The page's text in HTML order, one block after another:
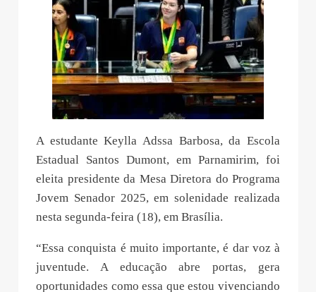
A estudante Keylla Adssa Barbosa, da Escola
Estadual Santos Dumont, em Parnamirim, foi
eleita presidente da Mesa Diretora do Programa
Jovem Senador 2025, em solenidade realizada
nesta segunda-feira (18), em Brasília.
“Essa conquista é muito importante, é dar voz à
juventude. A educação abre portas, gera
oportunidades como essa que estou vivenciando